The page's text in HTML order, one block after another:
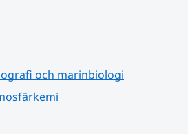
och marinbiologi